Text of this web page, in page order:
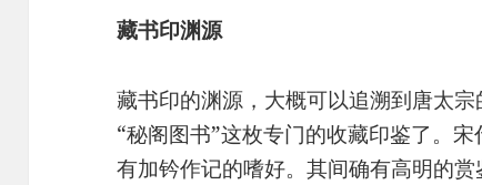
藏书印渊源
藏书印的渊源，大概可以追溯到唐太
“秘阁图书”这枚专门的收藏印鉴了。
有加钤作记的嗜好。其间确有高明的